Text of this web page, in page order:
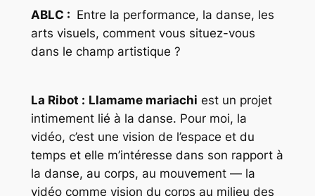
ABLC : Entre la performance, la danse, les
arts visuels, comment vous situez-vous
dans le champ artistique ?
La Ribot : Llamame mariachi est un projet
intimement lié à la danse. Pour moi, la
vidéo, c’est une vision de l’espace et du
temps et elle m’intéresse dans son rapport à
la danse, au corps, au mouvement — la
vidéo comme vision du corps au milieu des